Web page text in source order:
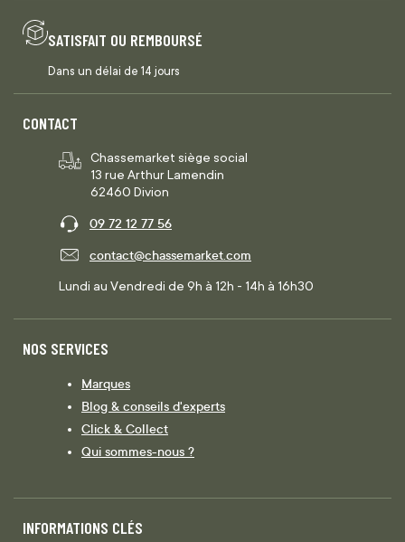
SATISFAIT OU REMBOURSÉ
Dans un délai de 14 jours
CONTACT
Chassemarket siège social
13 rue Arthur Lamendin
62460 Divion
09 72 12 77 56
contact@chassemarket.com
Lundi au Vendredi de 9h à 12h - 14h à 16h30
NOS SERVICES
Marques
Blog & conseils d'experts
Click & Collect
Qui sommes-nous ?
INFORMATIONS CLÉS